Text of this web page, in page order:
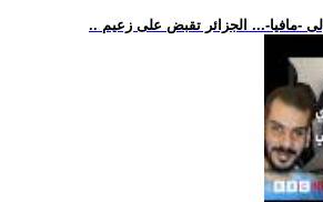
-مافيا-... الجزائر تقبض على زعيم